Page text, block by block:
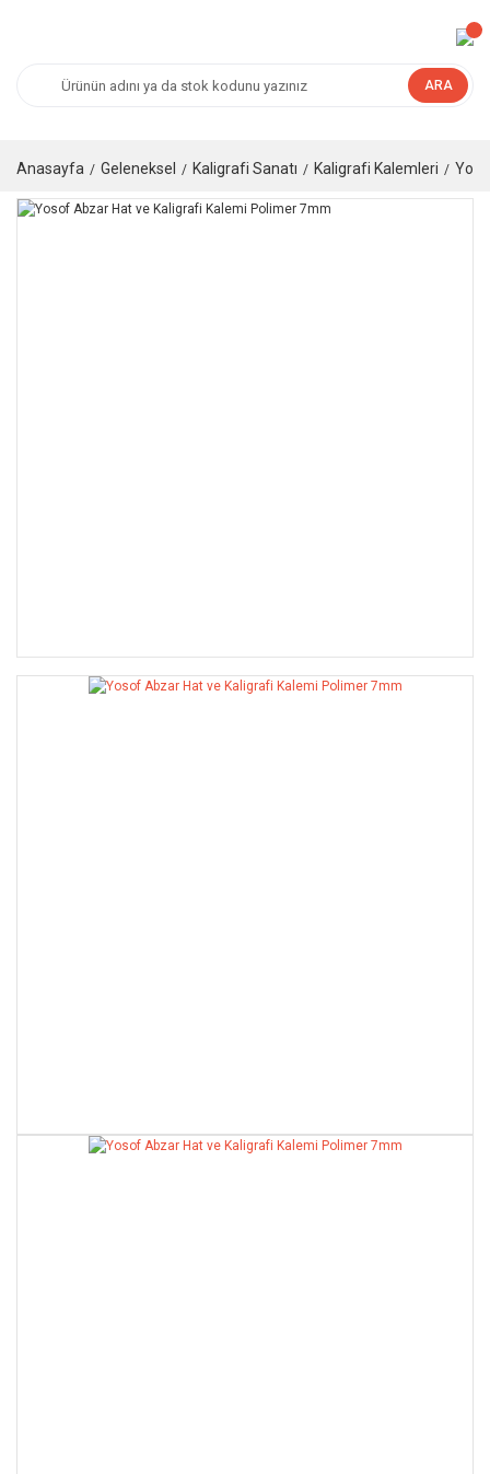
ARA
Anasayfa Geleneksel Kaligrafi Sanatı Kaligrafi Kalemleri